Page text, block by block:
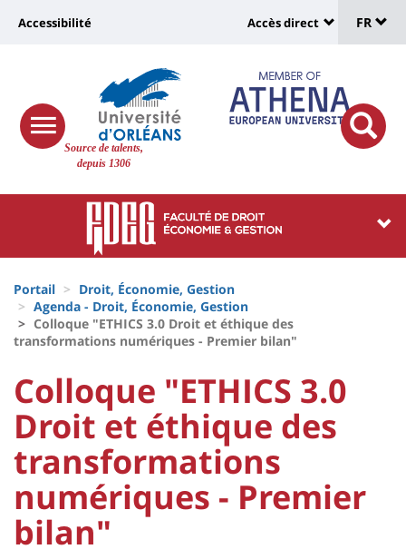
Site
Source de talents,
depuis 1306
Université
Recherche
responsive
menu
button
Université
vers
page
accessibilité
Accessibilité
:
Shortcut
links
Accès direct
de
FR
Université
Block
liste
des
composantes
d'Ariane
Portail
Droit, Économie, Gestion
Agenda - Droit, Économie, Gestion
Colloque "ETHICS 3.0 Droit et éthique des
transformations numériques - Premier bilan"
University
:
Sidebar
University
:
Main
content
Titre
de
page
Colloque "ETHICS 3.0
Droit et éthique des
transformations
numériques - Premier
bilan"